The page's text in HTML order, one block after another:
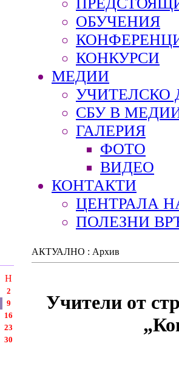
ОБУЧЕНИЯ
КОНКУРСИ
МЕДИИ
УЧИТЕЛСКО
СБУ В
ГАЛЕРИЯ
ФОТО
ВИДЕО
КОНТАКТИ
ЦЕНТРАЛА
ПОЛЕЗНИ
Н
2
9
16
23
30
АКТУАЛНО : Архив
Учители от